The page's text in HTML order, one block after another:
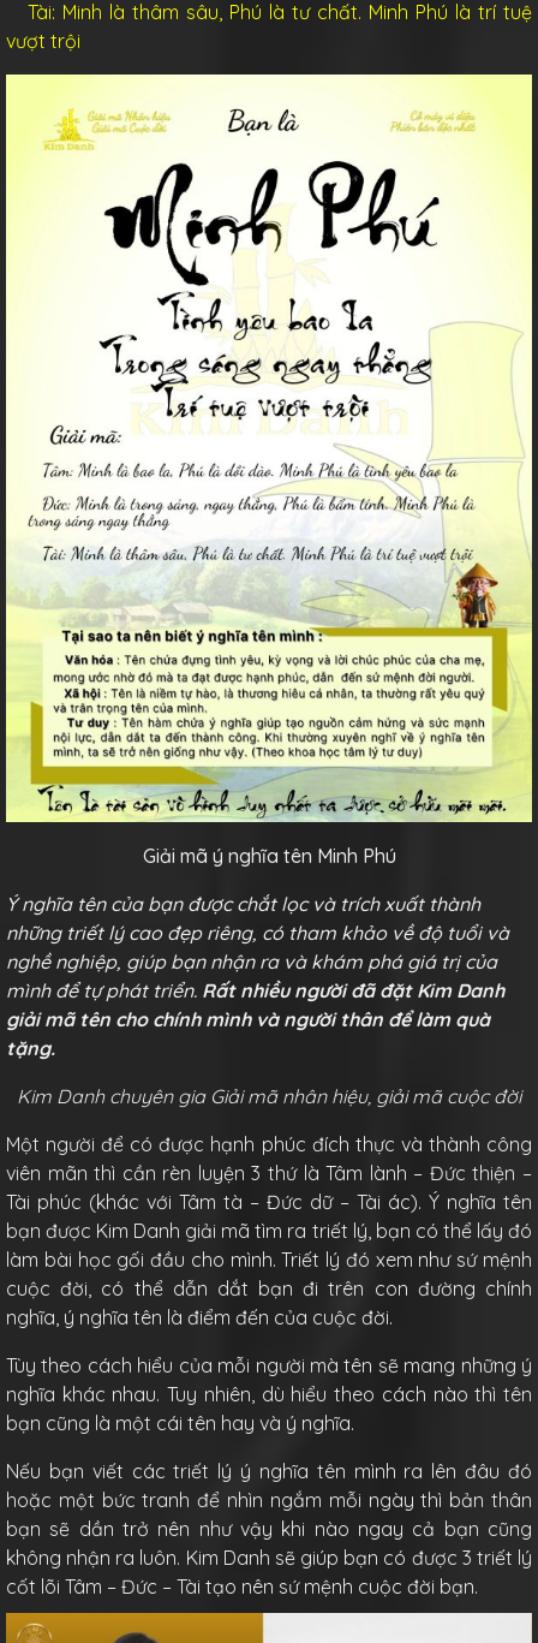
Tài: Minh là thâm sâu, Phú là tư chất. Minh Phú là trí tuệ
vượt trội
Giải mã ý nghĩa tên Minh Phú
Ý nghĩa tên của bạn được chắt lọc và trích xuất thành
những triết lý cao đẹp riêng, có tham khảo về độ tuổi và
nghề nghiệp, giúp bạn nhận ra và khám phá giá trị của
mình để tự phát triển. Rất nhiều người đã đặt Kim Danh
giải mã tên cho chính mình và người thân để làm quà
tặng.
Kim Danh chuyên gia Giải mã nhân hiệu, giải mã cuộc đời
Một người để có được hạnh phúc đích thực và thành công
viên mãn thì cần rèn luyện 3 thứ là Tâm lành – Đức thiện –
Tài phúc (khác với Tâm tà – Đức dữ – Tài ác). Ý nghĩa tên
bạn được Kim Danh giải mã tìm ra triết lý, bạn có thể lấy đó
làm bài học gối đầu cho mình. Triết lý đó xem như sứ mệnh
cuộc đời, có thể dẫn dắt bạn đi trên con đường chính
nghĩa, ý nghĩa tên là điểm đến của cuộc đời.
Tùy theo cách hiểu của mỗi người mà tên sẽ mang những ý
nghĩa khác nhau. Tuy nhiên, dù hiểu theo cách nào thì tên
bạn cũng là một cái tên hay và ý nghĩa.
Nếu bạn viết các triết lý ý nghĩa tên mình ra lên đâu đó
hoặc một bức tranh để nhìn ngắm mỗi ngày thì bản thân
bạn sẽ dần trở nên như vậy khi nào ngay cả bạn cũng
không nhận ra luôn. Kim Danh sẽ giúp bạn có được 3 triết lý
cốt lõi Tâm – Đức – Tài tạo nên sứ mệnh cuộc đời bạn.